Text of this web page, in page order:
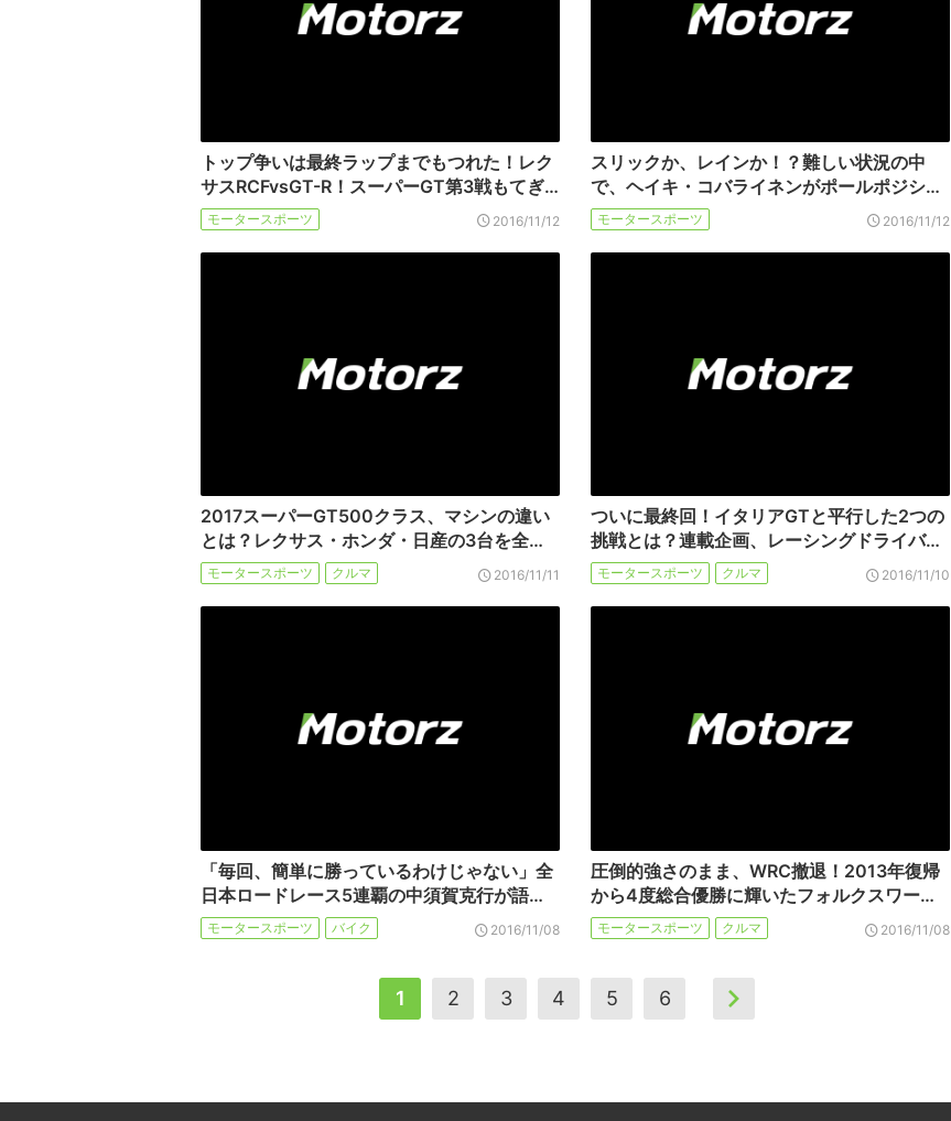
トップ争いは最終ラップまでもつれた！レク
サスRCFvsGT-R！スーパーGT第3戦もてぎ…
モータースポーツ 2016/11/12
スリックか、レインか！？難しい状況の中
で、ヘイキ・コバライネンがポールポジシ…
モータースポーツ 2016/11/12
2017スーパーGT500クラス、マシンの違い
とは？レクサス・ホンダ・日産の3台を全…
モータースポーツ クルマ 2016/11/11
ついに最終回！イタリアGTと平行した2つの
挑戦とは？連載企画、レーシングドライバ…
モータースポーツ クルマ 2016/11/10
「毎回、簡単に勝っているわけじゃない」全
日本ロードレース5連覇の中須賀克行が語…
モータースポーツ バイク 2016/11/08
圧倒的強さのまま、WRC撤退！2013年復帰
から4度総合優勝に輝いたフォルクスワー…
モータースポーツ クルマ 2016/11/08
1 2 3 4 5 6